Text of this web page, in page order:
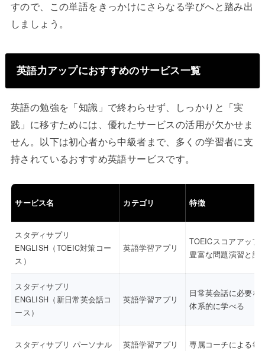
すので、この単語をきっかけにさらなる学びへと踏み出
しましょう。
英語力アップにおすすめのサービス一覧
英語の勉強を「知識」で終わらせず、しっかりと「実
践」に移すためには、優れたサービスの活用が欠かせま
せん。以下は初心者から中級者まで、多くの学習者に支
持されているおすすめ英語サービスです。
サービス名 カテゴリ 特徴
スタディサプリ
ENGLISH（TOEIC対策コー
ス）
英語学習アプリ
TOEICスコアアップ
豊富な問題演習と講
スタディサプリ
ENGLISH（新日常英会話コ
ース）
英語学習アプリ
日常英会話に必要な
体系的に学べる
スタディサプリ パーソナル
英語学習アプリ
専属コーチによる毎